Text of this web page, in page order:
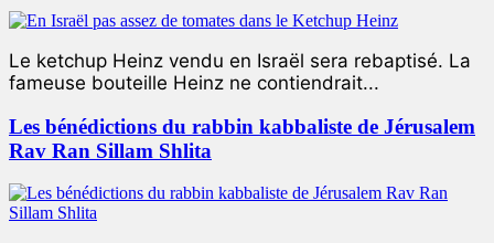
Le ketchup Heinz vendu en Israël sera rebaptisé. La
fameuse bouteille Heinz ne contiendrait...
Les bénédictions du rabbin kabbaliste de Jérusalem
Rav Ran Sillam Shlita